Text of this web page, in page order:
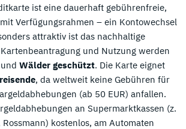
ist eine dauerhaft gebührenfreie,
Verfügungsrahmen – ein Kontowechsel
attraktiv ist das nachhaltige
und Nutzung werden
und Wälder geschützt. Die Karte eignet
, da weltweit keine Gebühren für
(ab 50 EUR) anfallen.
an Supermarktkassen (z.
kostenlos, am Automaten